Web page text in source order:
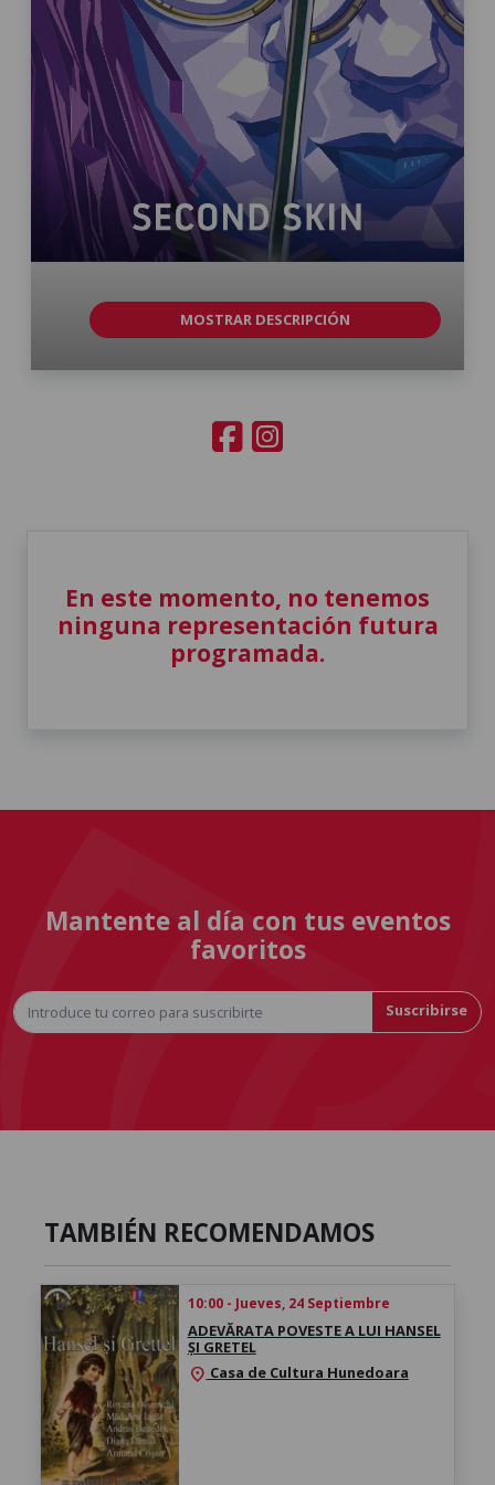
MOSTRAR DESCRIPCIÓN
En este momento, no tenemos
ninguna representación futura
programada.
Mantente al día con tus eventos
favoritos
Suscribirse
TAMBIÉN RECOMENDAMOS
10:00 - Jueves, 24 Septiembre
ADEVĂRATA POVESTE A LUI HANSEL
ȘI GRETEL
location_on Casa de Cultura Hunedoara